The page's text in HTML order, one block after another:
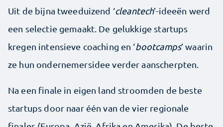
Uit de bijna tweeduizend ‘cleantech’-ideeën werd
een selectie gemaakt. De gelukkige startups
kregen intensieve coaching en ‘bootcamps’ waarin
ze hun ondernemersidee verder aanscherpten.
Na een finale in eigen land stroomden de beste
startups door naar één van de vier regionale